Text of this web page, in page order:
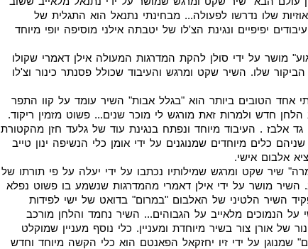
שלו נדרשו לפעולה... מבחינתי נתנאל הוא התגלית של
יפיפיים ונגינת הצ'לו של יטבתה אילני מוסיפה יופי מיוחד
מושר על ידי סולן להקת המדרגות המעולה אילן דאמרי שקולו
שלו. השיר שקט ומרגש והעיבוד שכולל פסנתר כינור וצ'לו
אחד הטובים ביותר הוא "בגלל אבות" השיר עומד על קוו התפר
חדש ולמרות זאת מורגש לי מוכר שנים... פשוט מזמין ריקוד.
גד אלבז . העיבוד מיוחד ונפתח בנגינת עוד של גלעד חזן מהקטורת
שניהם כלים מיוחדים שמנוגנים על ידי אומן כלי הנשיפה ינון טייב
אלבום אישי.
שיר שקט ומרגש שמילותיו נכתבו על ידי יעלה על פי תורתו של
השיר מושר על ידי אילן דאמרי מהמדרגות שנשמע בו פשוט נפלא
השיר הלטיני של האלבום "במרום" בדואט של ישי לפידות
על הנמוכים מלאייב על הגבוהים... השיר נחמד והלחן מורכב
של אורן צור בשיר מיוחדת ומעניין. כלי נוסף מעניין שמוקלט
שמנוגן על ידי זיו יחזקאל הפאנטם הוא כלי הקשה מיוחד וחדש